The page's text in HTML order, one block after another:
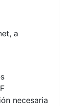
a
necesaria